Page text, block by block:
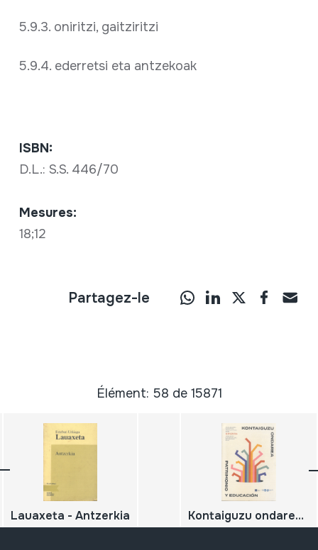
5.9.3. oniritzi, gaitziritzi
5.9.4. ederretsi eta antzekoak
ISBN:
D.L.: S.S. 446/70
Mesures:
18;12
Partagez-le
Élément: 58 de 15871
Lauaxeta - Antzerkia Kontaiguzu ondarea; Patrimonio y educación; Ondarearen Europako Jardunaldiak 2020; Jornadas Europeas del patrimonio 2020